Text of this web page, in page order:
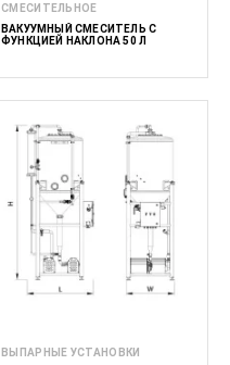
СМЕСИТЕЛЬНОЕ
ВАКУУМНЫЙ СМЕСИТЕЛЬ С
ФУНКЦИЕЙ НАКЛОНА 50 Л
ВЫПАРНЫЕ УСТАНОВКИ